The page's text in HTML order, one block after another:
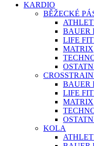
KARDIO
BĚŽECKÉ
BAUER
LIFE
MATRIX
BAUER
LIFE
MATRIX
KOLA